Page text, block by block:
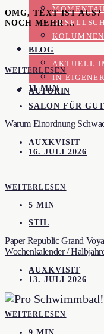
KOLUMNEN
BLOG
AKTUELL
IN
AUTORIN
OMG, TEXT IST
NOCH MEHR …
WEITERLESEN
11 MIN
SALON FÜR
Warum Einordnung
AUXKVISIT
16. JULI 2026
WEITERLESEN
5 MIN
STIL
Paper Republic Grand
Wochenkalender /
AUXKVISIT
13. JULI 2026
WEITERLESEN